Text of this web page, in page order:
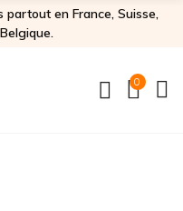
partout en France, Suisse,
0